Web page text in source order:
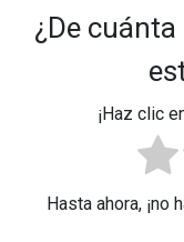
¿De
¡Haz clic
Hasta ahora, ¡no